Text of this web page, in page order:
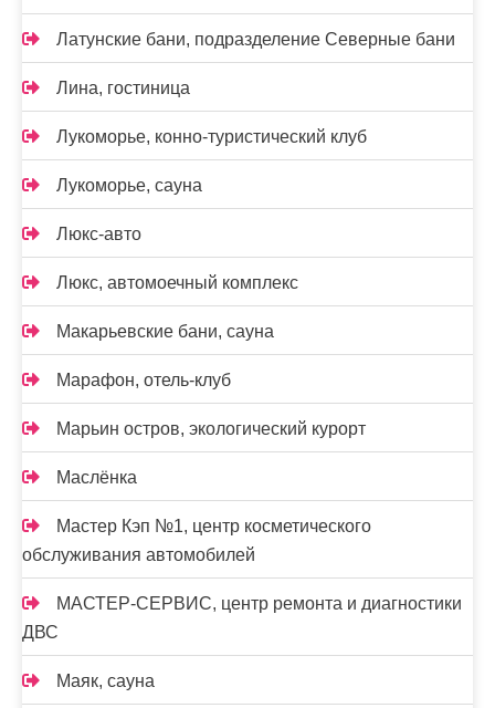
Латунские бани, подразделение Северные бани
Лина, гостиница
Лукоморье, конно-туристический клуб
Лукоморье, сауна
Люкс-авто
Люкс, автомоечный комплекс
Макарьевские бани, сауна
Марафон, отель-клуб
Марьин остров, экологический курорт
Маслёнка
Мастер Кэп №1, центр косметического
обслуживания автомобилей
МАСТЕР-СЕРВИС, центр ремонта и диагностики
ДВС
Маяк, сауна